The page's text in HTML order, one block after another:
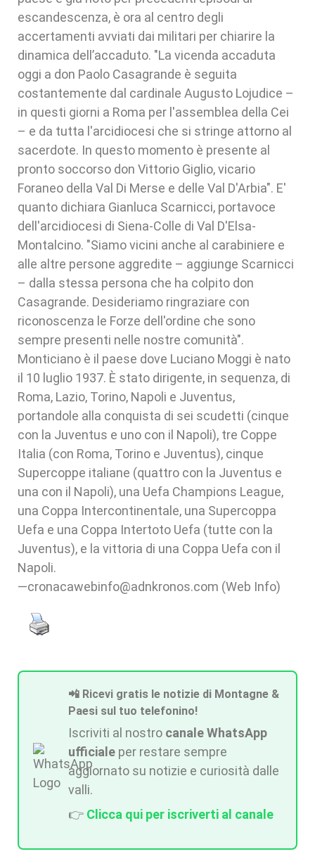
escandescenza, è ora al centro degli
accertamenti avviati dai militari per chiarire la
dinamica dell’accaduto. "La vicenda accaduta
oggi a don Paolo Casagrande è seguita
costantemente dal cardinale Augusto Lojudice –
in questi giorni a Roma per l'assemblea della Cei
– e da tutta l'arcidiocesi che si stringe attorno al
sacerdote. In questo momento è presente al
pronto soccorso don Vittorio Giglio, vicario
Foraneo della Val Di Merse e delle Val D'Arbia". E'
quanto dichiara Gianluca Scarnicci, portavoce
dell'arcidiocesi di Siena-Colle di Val D'Elsa-
Montalcino. "Siamo vicini anche al carabiniere e
alle altre persone aggredite – aggiunge Scarnicci
– dalla stessa persona che ha colpito don
Casagrande. Desideriamo ringraziare con
riconoscenza le Forze dell'ordine che sono
sempre presenti nelle nostre comunità".
Monticiano è il paese dove Luciano Moggi è nato
il 10 luglio 1937. È stato dirigente, in sequenza, di
Roma, Lazio, Torino, Napoli e Juventus,
portandole alla conquista di sei scudetti (cinque
con la Juventus e uno con il Napoli), tre Coppe
Italia (con Roma, Torino e Juventus), cinque
Supercoppe italiane (quattro con la Juventus e
una con il Napoli), una Uefa Champions League,
una Coppa Intercontinentale, una Supercoppa
Uefa e una Coppa Intertoto Uefa (tutte con la
Juventus), e la vittoria di una Coppa Uefa con il
Napoli.
—cronacawebinfo@adnkronos.com (Web Info)
📲 Ricevi gratis le notizie di Montagne &
Paesi sul tuo telefonino!
Iscriviti al nostro canale WhatsApp
ufficiale per restare sempre
aggiornato su notizie e curiosità dalle
valli.
👉 Clicca qui per iscriverti al canale